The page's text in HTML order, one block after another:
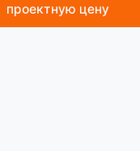
проектную цену